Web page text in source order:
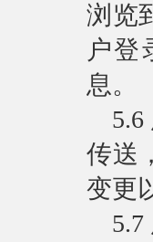
浏览
户登
息。
传送
变更